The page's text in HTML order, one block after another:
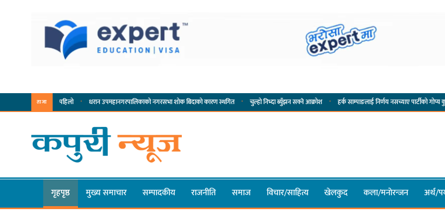
ताजा
· धरान उपमहानगरपालिकाको नगरसभा शोक बिदाको कारण स्थगित · चुल्हो निभ्दा ब्युँझन सक्ने आक्रोश · हर्क साम्पाङलाई निर्णय नसच्याए पार्टीको गोप्य कुरा सार्वजनिक
गृहपृष्ठ मुख्य समाचार सम्पादकीय राजनीति समाज विचार/साहित्य खेलकुद कला/मनाेरन्जन अर्थ/